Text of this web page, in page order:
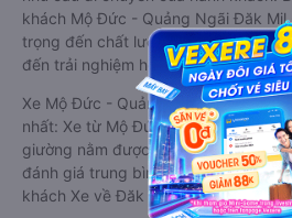
khách Mộ Đức - Quảng Ngãi Đăk
trọng đến chất lượng dịch vụ, không
đến trải nghiệm hoàn hảo cho hành
Xe Mộ Đức - Quảng Ngãi Đăk Mil -
nhất: Xe từ Mộ Đức - Quảng Ngãi đi
giường nằm được đánh giá chung
đánh giá trung bình từ 4.0/5 dựa
khách Xe về Đăk Mil - Đắk Nông từ